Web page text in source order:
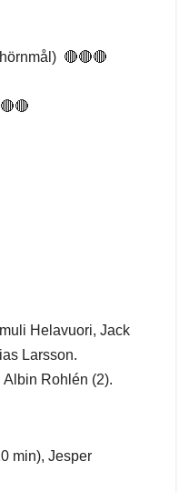
🔴🔴🔴
Helavuori, Jack
Larsson.
Albin Rohlén (2).
min), Jesper